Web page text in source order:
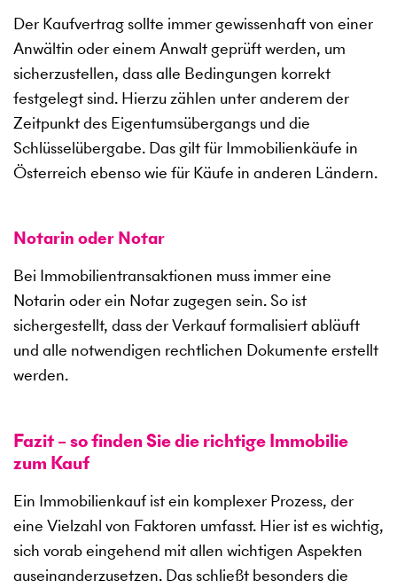
Der Kaufvertrag sollte immer gewissenhaft von einer
Anwältin oder einem Anwalt geprüft werden, um
sicherzustellen, dass alle Bedingungen korrekt
festgelegt sind. Hierzu zählen unter anderem der
Zeitpunkt des Eigentumsübergangs und die
Schlüsselübergabe. Das gilt für Immobilienkäufe in
Österreich ebenso wie für Käufe in anderen Ländern.
Notarin oder Notar
Bei Immobilientransaktionen muss immer eine
Notarin oder ein Notar zugegen sein. So ist
sichergestellt, dass der Verkauf formalisiert abläuft
und alle notwendigen rechtlichen Dokumente erstellt
werden.
Fazit – so finden Sie die richtige Immobilie
zum Kauf
Ein Immobilienkauf ist ein komplexer Prozess, der
eine Vielzahl von Faktoren umfasst. Hier ist es wichtig,
sich vorab eingehend mit allen wichtigen Aspekten
auseinanderzusetzen. Das schließt besonders die